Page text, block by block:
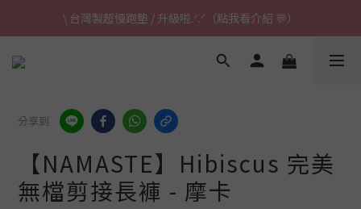
\ 台灣製超慢跑墊 / 升級啦.ᐟ.ᐟ（點我看介紹 💬）
\ 台灣製超慢跑墊 / 升級啦.ᐟ.ᐟ（點我看介紹 💬）
✈ 港澳免運｜滿HK$1,239免運 (指定商品)
分享到
【NAMASTE】Hibiscus 完美
無檔剪接長褲 - 摩卡